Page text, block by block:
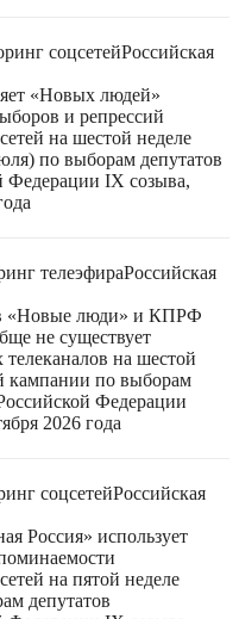
соцсетейРоссийская
«Новых людей»
и репрессий
на шестой неделе
по выборам депутатов
Федерации IX созыва,
телеэфираРоссийская
«Новые люди» и КПРФ
не существует
на шестой
кампании по выборам
Федерации
2026 года
соцсетейРоссийская
Россия» использует
на пятой неделе
депутатов